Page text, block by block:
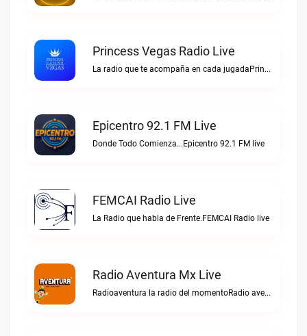
Princess Vegas Radio Live
La radio que te acompaña en cada jugadaPrincess Vegas Radio live
Epicentro 92.1 FM Live
Donde Todo Comienza...Epicentro 92.1 FM live
FEMCAI Radio Live
La Radio que habla de Frente.FEMCAI Radio live
Radio Aventura Mx Live
Radioaventura la radio del momentoRadio aventura mx live